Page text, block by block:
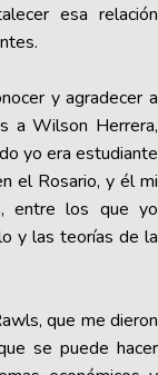
esa relación
y agradecer a
a Wilson Herrera,
yo era estudiante
el Rosario, y él mi
entre los que yo
y las teorías de la
que me dieron
se puede hacer